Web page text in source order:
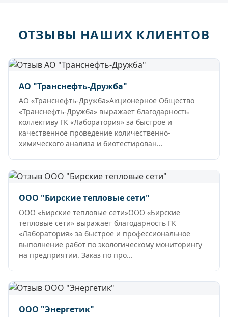
ОТЗЫВЫ НАШИХ КЛИЕНТОВ
АО "Транснефть-Дружба"
АО «Транснефть-Дружба»Акционерное Общество
«Транснефть-Дружба» выражает благодарность
коллективу ГК «Лаборатория» за быстрое и
качественное проведение количественно-
химического анализа и биотестирован...
ООО "Бирские тепловые сети"
ООО «Бирские тепловые сети»ООО «Бирские
тепловые сети» выражает благодарность ГК
«Лаборатория» за быстрое и профессиональное
выполнение работ по экологическому мониторингу
на предприятии. Заказ по про...
ООО "Энергетик"